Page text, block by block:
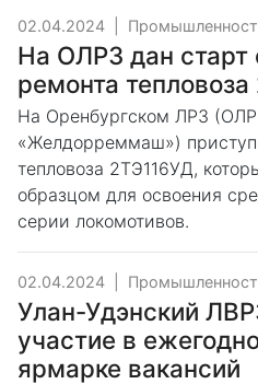
02.04.2024
На ОЛРЗ дан старт
ремонта
На Оренбургском ЛРЗ
«Желдорреммаш»)
тепловоза 2ТЭ116УД,
образцом для освоения
серии локомотивов.
02.04.2024
Улан-Удэнский
участие в
ярмарке вакансий